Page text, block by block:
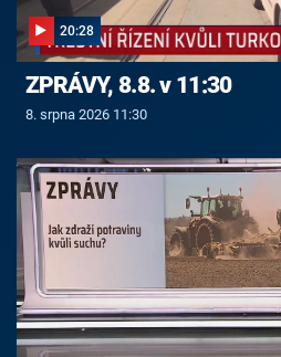
20:28
ZPRÁVY, 8.8. v 11:30
8. srpna 2026 11:30